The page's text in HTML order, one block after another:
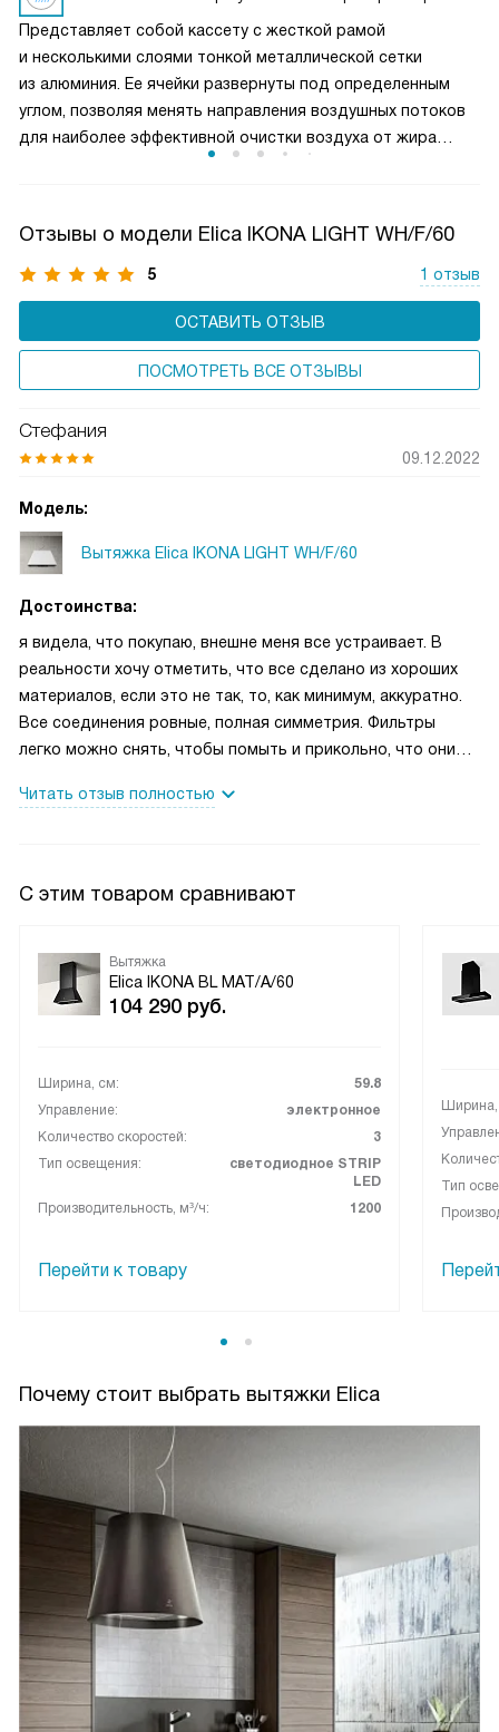
удаление пара и запахов при интенсивной жарке. Это
делает вытяжку универсальным решением для любых
кулинарных задач и сохраняет воздух на кухне свежим
и чистым.
Представляет собой кассету с жесткой рамой
и несколькими слоями тонкой металлической сетки
из алюминия. Ее ячейки развернуты под определенным
углом, позволяя менять направления воздушных потоков
для наиболее эффективной очистки воздуха от жира
Отзывы о модели Elica IKONA LIGHT WH/F/60
5 1 отзыв
ОСТАВИТЬ ОТЗЫВ
ПОСМОТРЕТЬ ВСЕ ОТЗЫВЫ
Стефания
09.12.2022
Модель:
Вытяжка Elica IKONA LIGHT WH/F/60
Достоинства:
я видела, что покупаю, внешне меня все устраивает. В
реальности хочу отметить, что все сделано из хороших
материалов, если это не так, то, как минимум, аккуратно.
Все соединения ровные, полная симметрия. Фильтры
легко можно снять, чтобы помыть и прикольно, что они
эффектно смотрится. Панель управления находится за
табу. Много лет каждый день я вытирала вытяжку, потому
что оставались следы от рук в самом видном месте. Тут
меня. Панелька черная, с индикацией, даже ночью «не
заблудишься». Я сомневалась по поводу света, полоска
казалось узкой и как будто бы мало света от нее, но на
момент
Читать отзыв полностью
С этим товаром сравнивают
Вытяжка
Elica IKONA BL MAT/A/60
104 290 руб.
Ширина, см:
59.8
Управление:
электронное
Количество скоростей:
3
Тип освещения:
светодиодное STRIP
LED
Производительность, м³/ч:
1200
Перейти к товару
Тип
Почему стоит выбрать вытяжки Elica